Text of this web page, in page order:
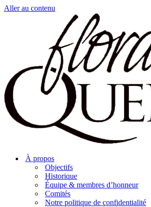
Aller au contenu
À propos
Objectifs
Historique
Équipe & membres d’honneur
Comités
Notre politique de confidentialité